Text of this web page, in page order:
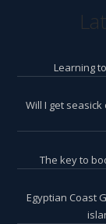
Learning
Will I get
The key to
Egyptian Coast